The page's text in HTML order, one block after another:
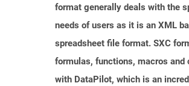
format generally deals with the
needs of users as it is an XML
spreadsheet file format. SXC
formulas, functions, macros and
with DataPilot, which is an